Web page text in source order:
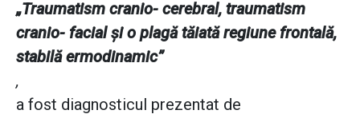
„Traumatism cranio- cerebral, traumatism
cranio- facial şi o plagă tăiată regiune frontală,
stabilă ermodinamic”
,
a fost diagnosticul prezentat de